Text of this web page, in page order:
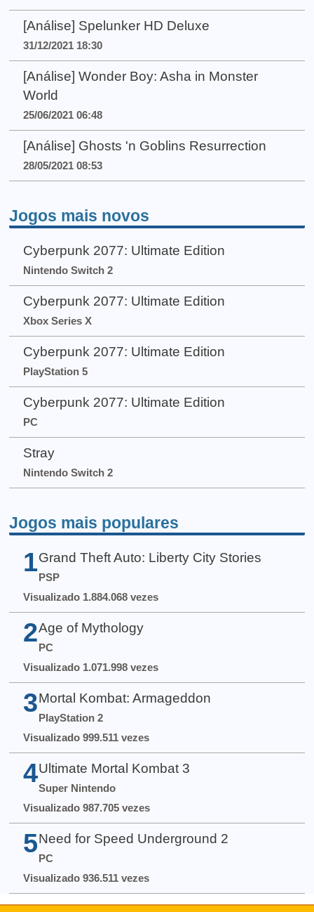
[Análise] Spelunker HD Deluxe
31/12/2021 18:30
[Análise] Wonder Boy: Asha in Monster
World
25/06/2021 06:48
[Análise] Ghosts 'n Goblins Resurrection
28/05/2021 08:53
Jogos mais novos
Cyberpunk 2077: Ultimate Edition
Nintendo Switch 2
Cyberpunk 2077: Ultimate Edition
Xbox Series X
Cyberpunk 2077: Ultimate Edition
PlayStation 5
Cyberpunk 2077: Ultimate Edition
PC
Stray
Nintendo Switch 2
Jogos mais populares
1 Grand Theft Auto: Liberty City Stories
PSP
Visualizado 1.884.068 vezes
2 Age of Mythology
PC
Visualizado 1.071.998 vezes
3 Mortal Kombat: Armageddon
PlayStation 2
Visualizado 999.511 vezes
4 Ultimate Mortal Kombat 3
Super Nintendo
Visualizado 987.705 vezes
5 Need for Speed Underground 2
PC
Visualizado 936.511 vezes